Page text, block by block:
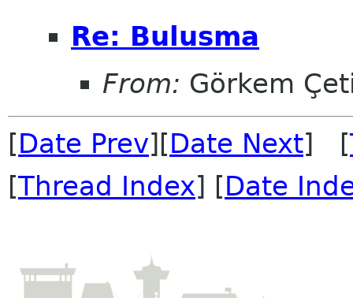
Re: Bulusma
From: Görkem
[Date Prev][Date Next] [
[Thread Index] [Date